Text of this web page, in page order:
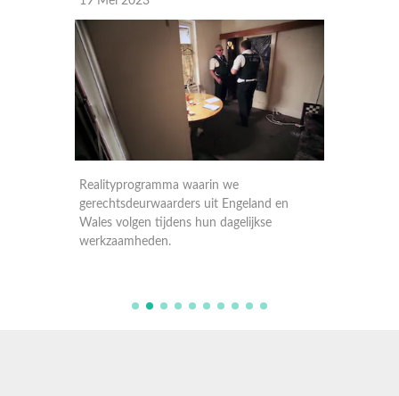
Realityprogramma waarin we
gerechtsdeurwaarders uit Engeland en
Wales volgen tijdens hun dagelijkse
werkzaamheden.